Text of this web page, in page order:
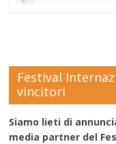
Festival
vincitori
Siamo lieti di
media partner del